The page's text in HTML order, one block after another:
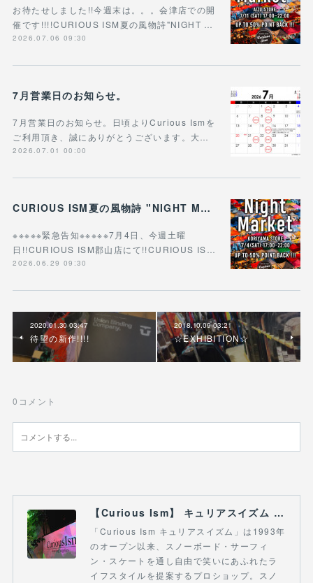
お待たせしました!!今週末は。。。会津店での開
催です!!!!CURIOUS ISM夏の風物詩"NIGHT …
2026.07.06 09:30
7月営業日のお知らせ。
7月営業日のお知らせ。日頃よりCurious Ismを
ご利用頂き、誠にありがとうございます。大…
2026.07.01 00:00
CURIOUS ISM夏の風物詩 "NIGHT MARKET"
※※※※※緊急告知※※※※※7月4日、今週土曜
日!!CURIOUS ISM郡山店にて!!CURIOUS IS…
2026.06.29 09:30
2020.01.30 03:47
待望の新作!!!!
2018.10.09 03:21
☆EXHIBITION☆
0 コメント
【Curious Ism】 キュリアスイズム l スノーボードショップ サーフショップ 福島県 会津若松市 郡山市 通販
「Curious Ism キュリアスイズム」は1993年
のオープン以来、スノーボード・サーフィ
ン・スケートを通し自由で笑いにあふれたラ
イフスタイルを提案するプロショップ。スノ